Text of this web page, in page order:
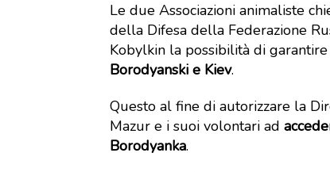
Le due Associazioni animaliste
della Difesa della Federazione
Kobylkin la possibilità di
Borodyanski e Kiev.
Questo al fine di autorizzare la
Mazur e i suoi volontari ad
Borodyanka.